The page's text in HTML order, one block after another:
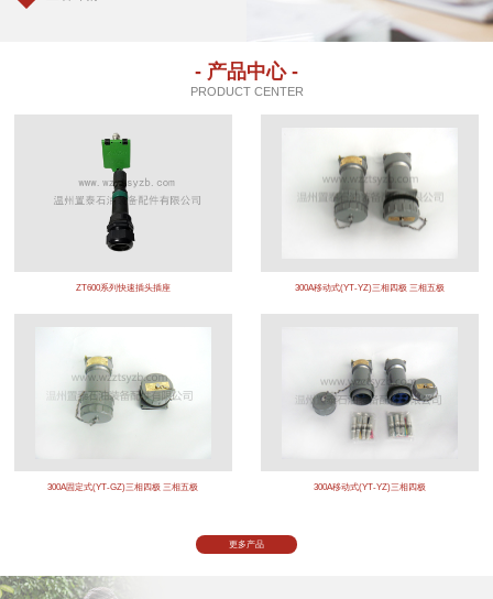
- 产品中心 -
PRODUCT CENTER
ZT600系列快速插头插座 300A移动式(YT-YZ)三相四极 三相五极
300A固定式(YT-GZ)三相四极 三相五极 300A移动式(YT-YZ)三相四极
更多产品